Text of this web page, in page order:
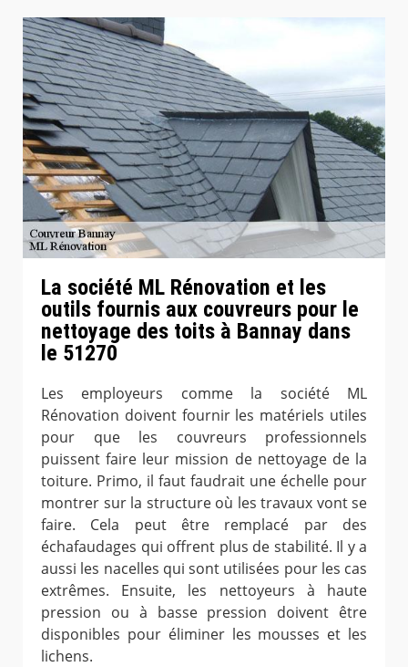
La société ML Rénovation et les
outils fournis aux couvreurs pour le
nettoyage des toits à Bannay dans
le 51270
Les employeurs comme la société ML
Rénovation doivent fournir les matériels utiles
pour que les couvreurs professionnels
puissent faire leur mission de nettoyage de la
toiture. Primo, il faut faudrait une échelle pour
montrer sur la structure où les travaux vont se
faire. Cela peut être remplacé par des
échafaudages qui offrent plus de stabilité. Il y a
aussi les nacelles qui sont utilisées pour les cas
extrêmes. Ensuite, les nettoyeurs à haute
pression ou à basse pression doivent être
disponibles pour éliminer les mousses et les
lichens.